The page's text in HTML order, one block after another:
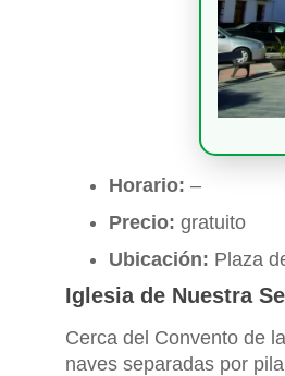
Horario: –
Precio: gratuito
Ubicación: Plaza
Iglesia de Nuestra
Cerca del Convento de
naves separadas por